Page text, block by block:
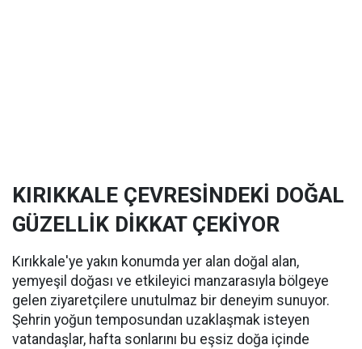
KIRIKKALE ÇEVRESİNDEKİ DOĞAL
GÜZELLİK DİKKAT ÇEKİYOR
Kırıkkale'ye yakın konumda yer alan doğal alan,
yemyeşil doğası ve etkileyici manzarasıyla bölgeye
gelen ziyaretçilere unutulmaz bir deneyim sunuyor.
Şehrin yoğun temposundan uzaklaşmak isteyen
vatandaşlar, hafta sonlarını bu eşsiz doğa içinde